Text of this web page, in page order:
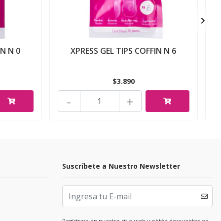
N 0 XPRESS GEL TIPS COFFIN N 6
$3.890
+
-
Suscríbete a Nuestro Newsletter